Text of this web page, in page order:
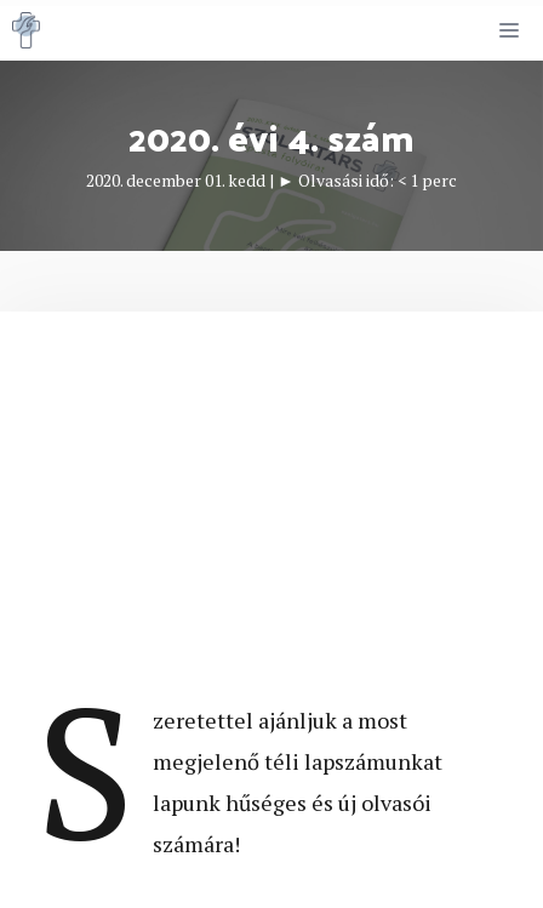
Kilépés
a
2020. évi 4. szám
2020. december 01. kedd | ► Olvasási idő: < 1 perc
S
zeretettel ajánljuk a most
megjelenő téli lapszámunkat
lapunk hűséges és új olvasói
számára!